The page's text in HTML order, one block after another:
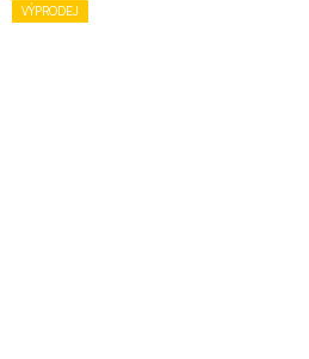
VÝPRODEJ